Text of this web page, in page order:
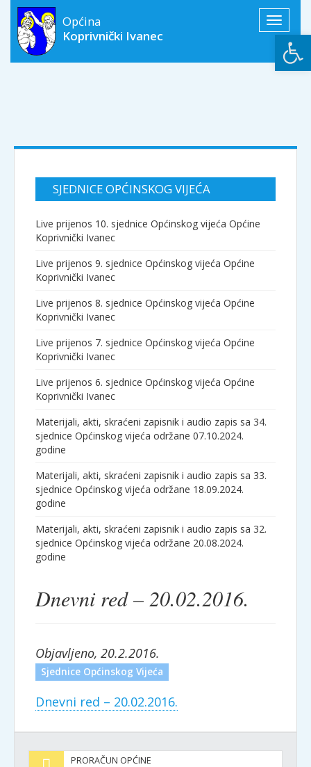
Toggle
Općina
Koprivnički Ivanec
SJEDNICE OPĆINSKOG VIJEĆA
Live prijenos 10. sjednice Općinskog vijeća Općine
Koprivnički Ivanec
Live prijenos 9. sjednice Općinskog vijeća Općine
Koprivnički Ivanec
Live prijenos 8. sjednice Općinskog vijeća Općine
Koprivnički Ivanec
Live prijenos 7. sjednice Općinskog vijeća Općine
Koprivnički Ivanec
Live prijenos 6. sjednice Općinskog vijeća Općine
Koprivnički Ivanec
Materijali, akti, skraćeni zapisnik i audio zapis sa 34.
sjednice Općinskog vijeća održane 07.10.2024.
godine
Materijali, akti, skraćeni zapisnik i audio zapis sa 33.
sjednice Općinskog vijeća održane 18.09.2024.
godine
Materijali, akti, skraćeni zapisnik i audio zapis sa 32.
sjednice Općinskog vijeća održane 20.08.2024.
godine
Dnevni red – 20.02.2016.
Objavljeno, 20.2.2016.
Sjednice Općinskog Vijeća
Dnevni red – 20.02.2016.
PRORAČUN OPĆINE